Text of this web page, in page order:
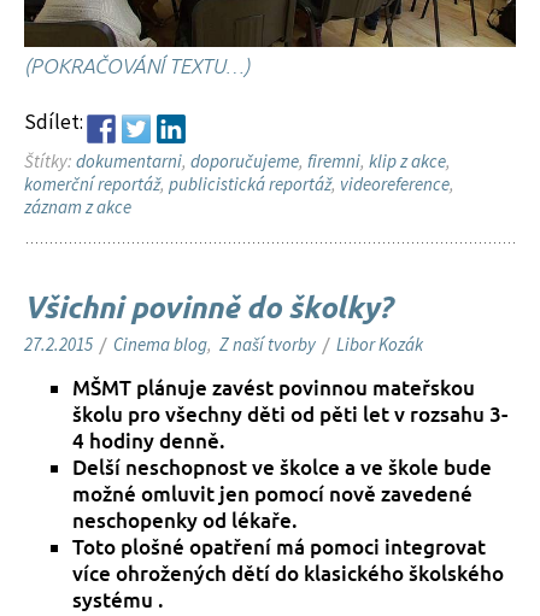
(POKRAČOVÁNÍ TEXTU…)
Sdílet:
Štítky: dokumentarni, doporučujeme, firemni, klip z akce,
komerční reportáž, publicistická reportáž, videoreference,
záznam z akce
Všichni povinně do školky?
27.2.2015 / Cinema blog, Z naší tvorby / Libor Kozák
MŠMT plánuje zavést povinnou mateřskou
školu pro všechny děti od pěti let v rozsahu 3-
4 hodiny denně.
Delší neschopnost ve školce a ve škole bude
možné omluvit jen pomocí nově zavedené
neschopenky od lékaře.
Toto plošné opatření má pomoci integrovat
více ohrožených dětí do klasického školského
systému .